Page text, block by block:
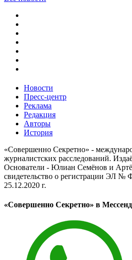
Новости
Пресс-центр
Реклама
Редакция
Авторы
История
«Совершенно Секретно» -
журналистских расследований.
Основатели - Юлиан Семёнов и
свидетельство о регистрации ЭЛ №
25.12.2020 г.
«Совершенно Секретно» в